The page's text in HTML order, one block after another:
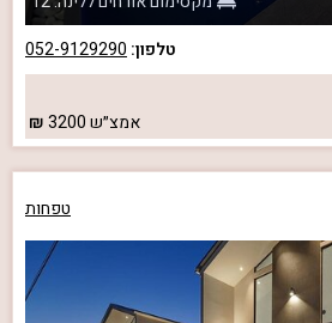
טלפון: 052-9129290
אמצ״ש3200
טפחות